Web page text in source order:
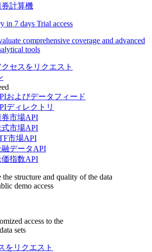
券計算機
in 7 days Trial access
comprehensive coverage and advanced
tools
クセスをリクエスト
およびデータフィード
ディレクトリ
券市場API
式市場API
市場API
融データAPI
価指数API
the structure and quality of the data
demo access
access to the
sets
をリクエスト